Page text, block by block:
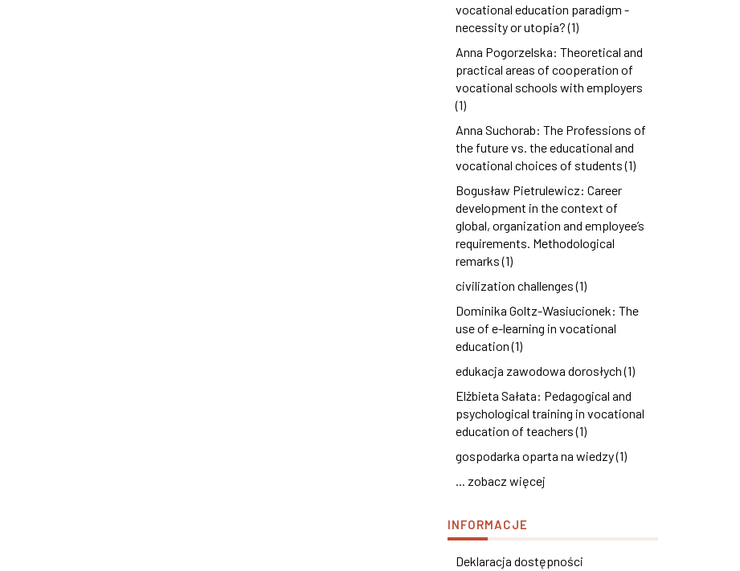
vocational education paradigm -
necessity or utopia? (1)
Anna Pogorzelska: Theoretical and
practical areas of cooperation of
vocational schools with employers
(1)
Anna Suchorab: The Professions of
the future vs. the educational and
vocational choices of students (1)
Bogusław Pietrulewicz: Career
development in the context of
global, organization and employee’s
requirements. Methodological
remarks (1)
civilization challenges (1)
Dominika Goltz-Wasiucionek: The
use of e-learning in vocational
education (1)
edukacja zawodowa dorosłych (1)
Elżbieta Sałata: Pedagogical and
psychological training in vocational
education of teachers (1)
gospodarka oparta na wiedzy (1)
... zobacz więcej
INFORMACJE
Deklaracja dostępności